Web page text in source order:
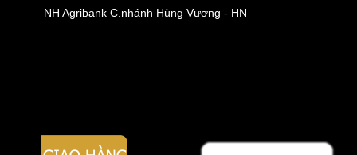
NH Agribank C.nhánh Hùng Vương - HN